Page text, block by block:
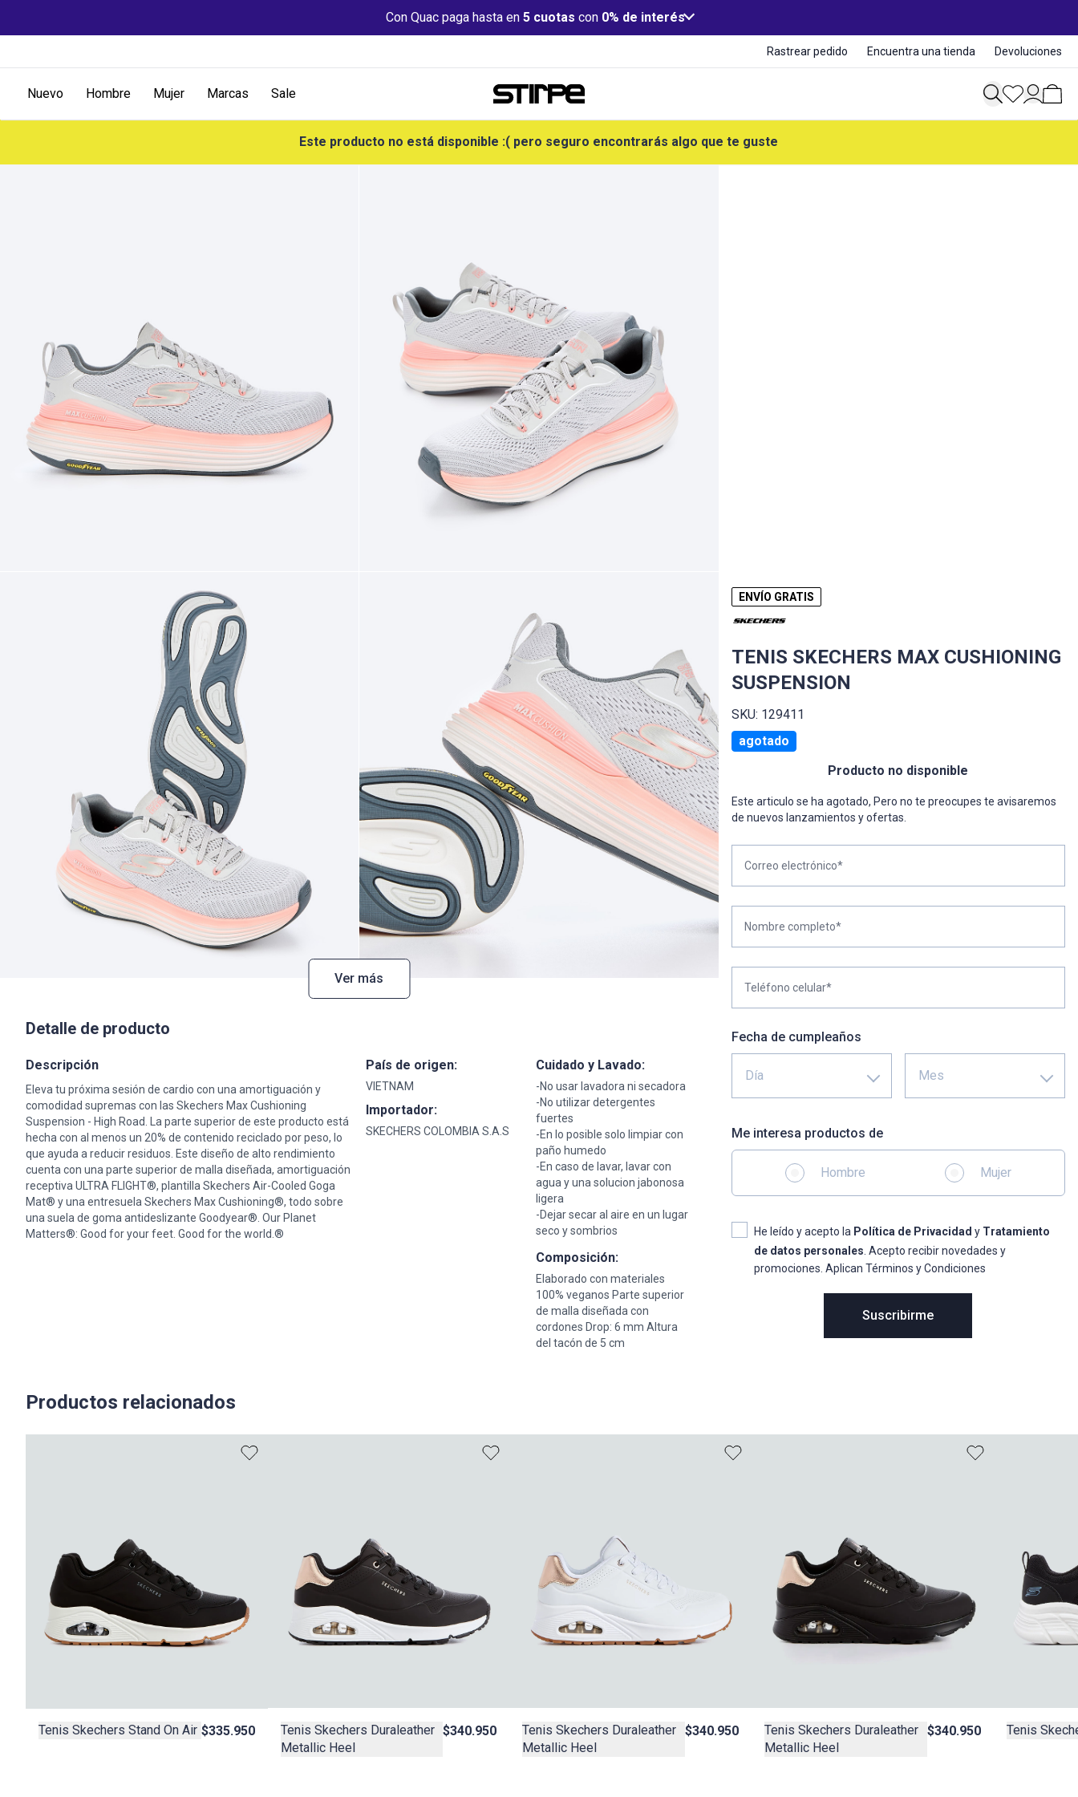
Con Quac paga hasta en 5 cuotas con 0% de interés
Rastrear pedido Encuentra una tienda Devoluciones
Nuevo Hombre Mujer Marcas Sale
Este producto no está disponible :( pero seguro encontrarás algo que te guste
Ver más
Detalle de producto
Descripción
Eleva tu próxima sesión de cardio con una amortiguación y
comodidad supremas con las Skechers Max Cushioning
Suspension - High Road. La parte superior de este producto está
hecha con al menos un 20% de contenido reciclado por peso, lo
que ayuda a reducir residuos. Este diseño de alto rendimiento
cuenta con una parte superior de malla diseñada, amortiguación
receptiva ULTRA FLIGHT®, plantilla Skechers Air-Cooled Goga
Mat® y una entresuela Skechers Max Cushioning®, todo sobre
una suela de goma antideslizante Goodyear®. Our Planet
Matters®: Good for your feet. Good for the world.®
País de origen:
VIETNAM
Importador:
SKECHERS COLOMBIA S.A.S
Cuidado y Lavado:
-No usar lavadora ni secadora
-No utilizar detergentes
fuertes
-En lo posible solo limpiar con
paño humedo
-En caso de lavar, lavar con
agua y una solucion jabonosa
ligera
-Dejar secar al aire en un lugar
seco y sombrios
Composición:
Elaborado con materiales
100% veganos Parte superior
de malla diseñada con
cordones Drop: 6 mm Altura
del tacón de 5 cm
ENVÍO GRATIS
TENIS SKECHERS MAX CUSHIONING
SUSPENSION
SKU: 129411
agotado
Producto no disponible
Este articulo se ha agotado, Pero no te preocupes te avisaremos
de nuevos lanzamientos y ofertas.
Correo electrónico*
Nombre completo*
Teléfono celular*
Fecha de cumpleaños
Día Mes
Me interesa productos de
Hombre Mujer
He leído y acepto la Política de Privacidad y Tratamiento
de datos personales . Acepto recibir novedades y
promociones. Aplican Términos y Condiciones
Suscribirme
Productos relacionados
Tenis Skechers Stand On Air $335.950
Tenis Skechers Duraleather
Metallic Heel
$340.950
Tenis Skechers Duraleather
Metallic Heel
$340.950
Tenis Skechers Duraleather
Metallic Heel
$340.950 Tenis